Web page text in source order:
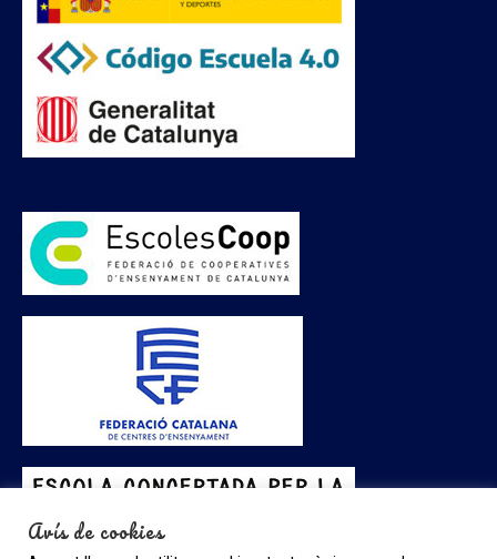
Avís de cookies